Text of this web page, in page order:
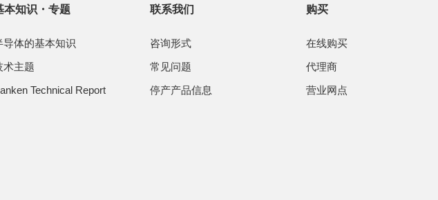
本知识・专题
导体的基本知识
术主题
Technical Report
联系我们
咨询形式
常见问题
停产产品信息
购买
在线购买
代理商
营业网点